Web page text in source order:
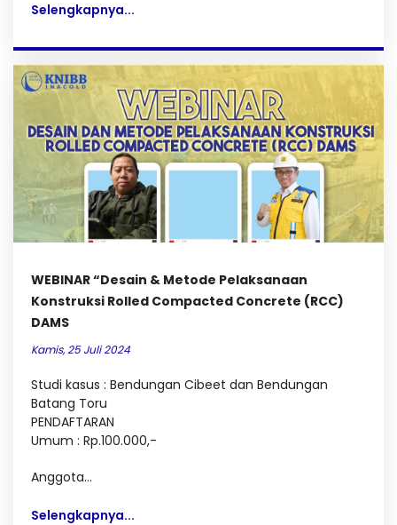
Selengkapnya...
WEBINAR “Desain & Metode Pelaksanaan
Konstruksi Rolled Compacted Concrete (RCC)
DAMS
Kamis, 25 Juli 2024
Studi kasus : Bendungan Cibeet dan Bendungan
Batang Toru
PENDAFTARAN
Umum : Rp.100.000,-
Anggota...
Selengkapnya...